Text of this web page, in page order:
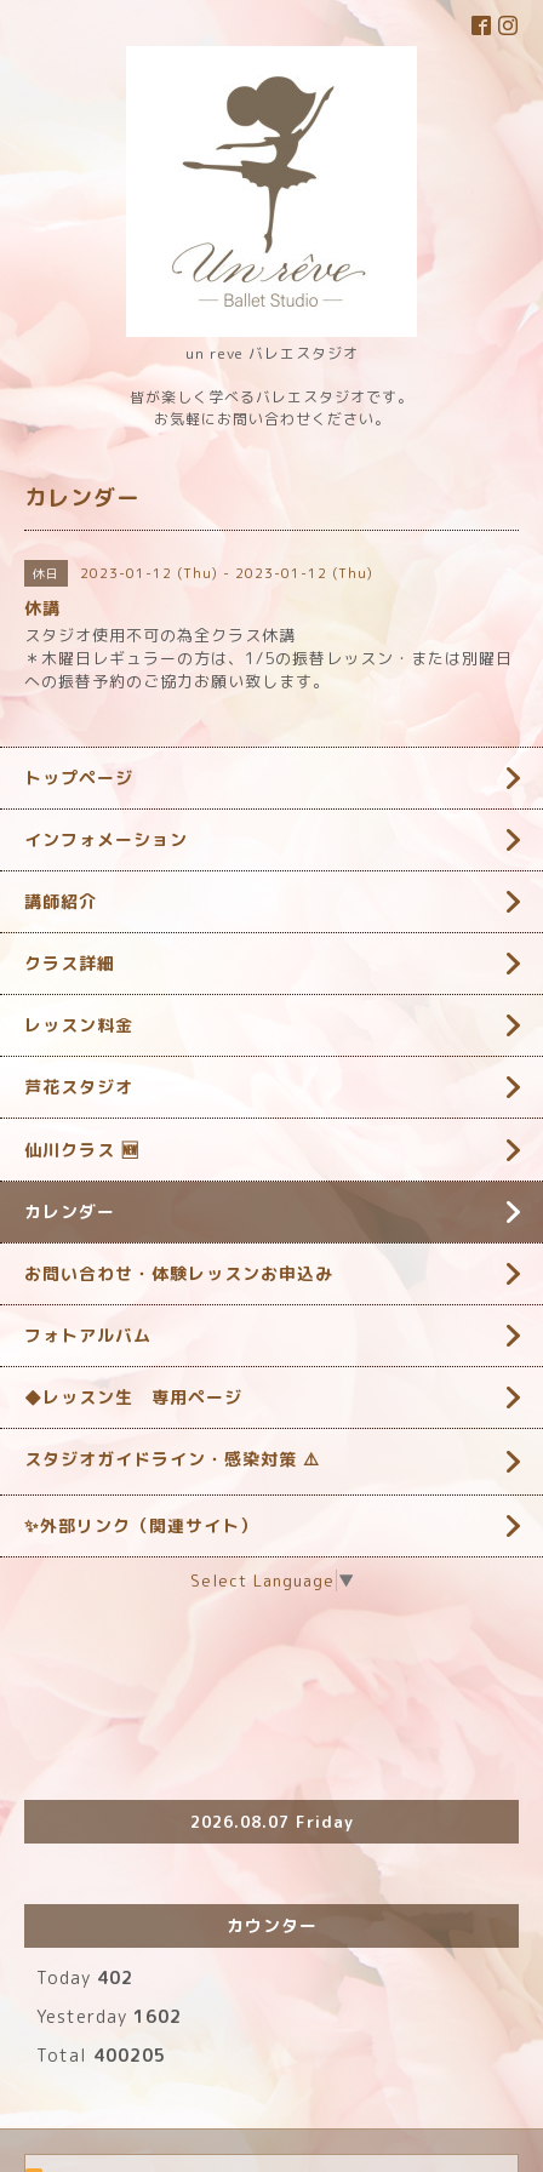
un reve バレエスタジオ
皆が楽しく学べるバレエスタジオです。
お気軽にお問い合わせください。
カレンダー
休日 2023-01-12 (Thu) - 2023-01-12 (Thu)
休講
スタジオ使用不可の為全クラス休講
＊木曜日レギュラーの方は、1/5の振替レッスン・または別曜日
への振替予約のご協力お願い致します。
トップページ
インフォメーション
講師紹介
クラス詳細
レッスン料金
芦花スタジオ
仙川クラス 🆕
カレンダー
お問い合わせ・体験レッスンお申込み
フォトアルバム
◆レッスン生 専用ページ
スタジオガイドライン・感染対策 ‎⚠️
✨外部リンク（関連サイト）
Select Language ▼
2026.08.07 Friday
カウンター
Today 402
Yesterday 1602
Total 400205